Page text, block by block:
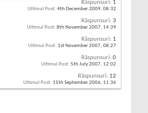
Răspunsuri: 1
Ultimul Post: 4th December 2009, 08:32
Răspunsuri: 3
Ultimul Post: 8th November 2007, 14:39
Răspunsuri: 1
Ultimul Post: 1st November 2007, 08:27
Răspunsuri: 0
Ultimul Post: 5th July 2007, 12:02
Răspunsuri: 12
Ultimul Post: 15th September 2006, 11:36